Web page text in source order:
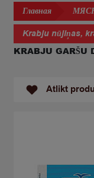
Главная
Krabju nūjiņas,
KRABJU GARŠU
Atlikt